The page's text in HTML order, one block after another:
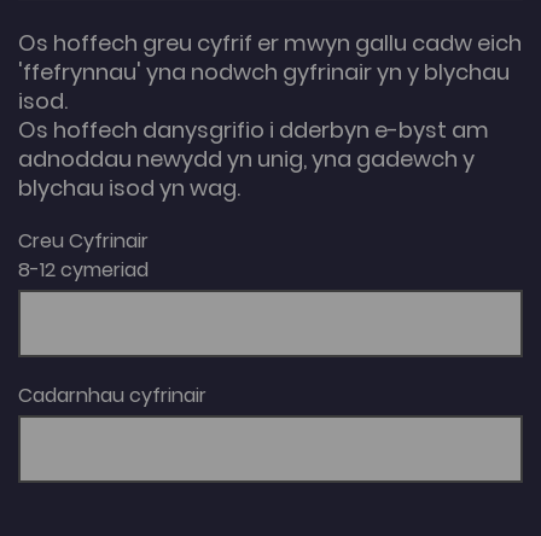
Os hoffech greu cyfrif er mwyn gallu cadw eich
'ffefrynnau' yna nodwch gyfrinair yn y blychau
isod.
Os hoffech danysgrifio i dderbyn e-byst am
adnoddau newydd yn unig, yna gadewch y
blychau isod yn wag.
Creu Cyfrinair
8-12 cymeriad
Cadarnhau cyfrinair